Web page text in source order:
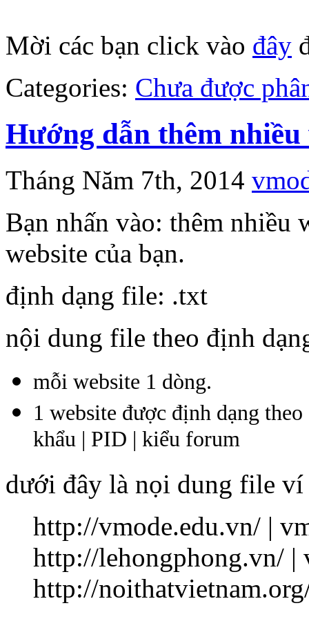
Mời các bạn click vào đây
Categories: Chưa được
Hướng dẫn thêm nhiều
Tháng Năm 7th, 2014
Bạn nhấn vào: thêm nhiều
website của bạn.
định dạng file: .txt
nội dung file theo định
mỗi website 1 dòng.
1 website được định dạng
khẩu | PID | kiểu forum
dưới đây là nọi dung file ví
http://vmode.edu.vn/ |
http://lehongphong.vn/ |
http://